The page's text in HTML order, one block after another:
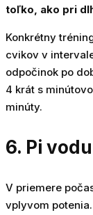
toľko, ako pri
Konkrétny
cvikov v
odpočinok po
4 krát s
minúty.
6. Pi
V priemere
vplyvom